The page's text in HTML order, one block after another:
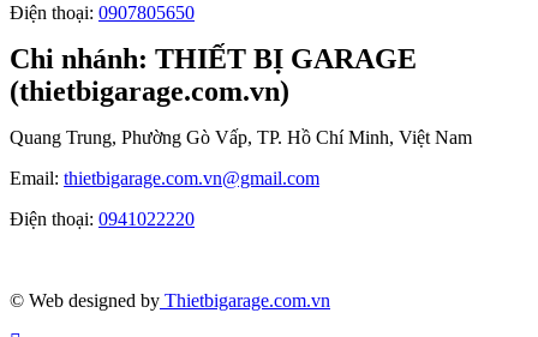
Điện thoại: 0907805650
Chi nhánh: THIẾT BỊ GARAGE
(thietbigarage.com.vn)
Quang Trung, Phường Gò Vấp, TP. Hồ Chí Minh, Việt Nam
Email: thietbigarage.com.vn@gmail.com
Điện thoại: 0941022220
© Web designed by Thietbigarage.com.vn